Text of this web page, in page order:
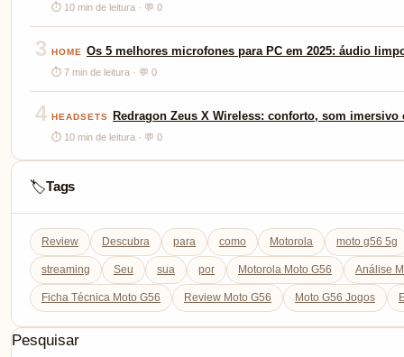
⏱ 10 min de leitura · 💬 0
3 HOME Os 5 melhores microfones para PC em 2025: áudio
⏱ 7 min de leitura · 💬 0
4 HEADSETS Redragon Zeus X Wireless: conforto, som
⏱ 10 min de leitura · 💬 0
🏷️Tags
Review Descubra para como Motorola moto g56 5g
streaming Seu sua por Motorola Moto G56 Análise
Ficha Técnica Moto G56 Review Moto G56 Moto G56 Jogos
Pesquisar